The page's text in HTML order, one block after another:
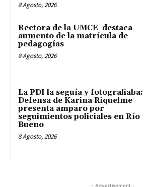
8 Agosto, 2026
Rectora de la UMCE destaca
aumento de la matrícula de
pedagogías
8 Agosto, 2026
La PDI la seguía y fotografiaba:
Defensa de Karina Riquelme
presenta amparo por
seguimientos policiales en Río
Bueno
8 Agosto, 2026
- Advertisement -